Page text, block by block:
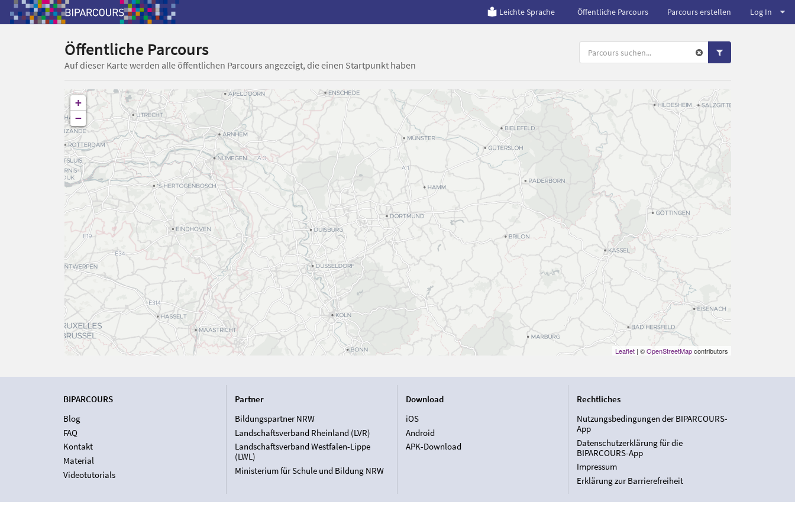
Leichte Sprache Öffentliche Parcours Parcours erstellen Log In
Öffentliche Parcours
Auf dieser Karte werden alle öffentlichen Parcours angezeigt, die einen Startpunkt haben
+
−
Leaflet| ©OpenStreetMapcontributors
BIPARCOURS
Blog
FAQ
Kontakt
Material
Videotutorials
Partner
Bildungspartner NRW
Landschaftsverband Rheinland (LVR)
Landschaftsverband Westfalen-Lippe
(LWL)
Ministerium für Schule und Bildung NRW
Download
iOS
Android
APK-Download
Rechtliches
Nutzungsbedingungen der BIPARCOURS-
App
Datenschutzerklärung für die
BIPARCOURS-App
Impressum
Erklärung zur Barrierefreiheit